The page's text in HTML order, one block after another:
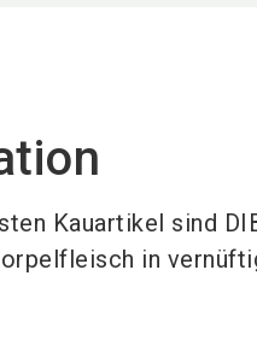
Kauartikel sind
in